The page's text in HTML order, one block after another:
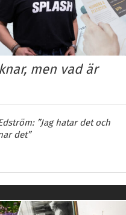
men vad är
”Jag hatar det och
det”